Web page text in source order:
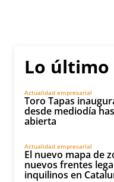
Lo último
Actualidad empresarial
Toro Tapas
desde mediodía
abierta
Actualidad empresarial
El nuevo mapa de
nuevos frentes
inquilinos en